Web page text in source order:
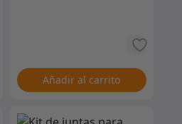
Añadir al carrito